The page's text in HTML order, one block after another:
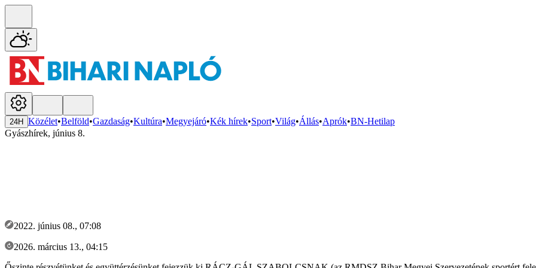
24H Közélet•Belföld•Gazdaság•Kultúra•Megyejáró•Kék hírek•Sport•Világ•Állás•Aprók•BN-Hetilap
Gyászhírek, június 8.
2022. június 08., 07:08
2026. március 13., 04:15